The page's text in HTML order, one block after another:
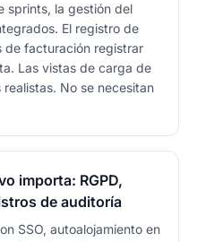
sprints, la gestión del
El registro de
de facturación registrar
Las vistas de carga de
No se necesitan
importa: RGPD,
de auditoría
SSO, autoalojamiento en